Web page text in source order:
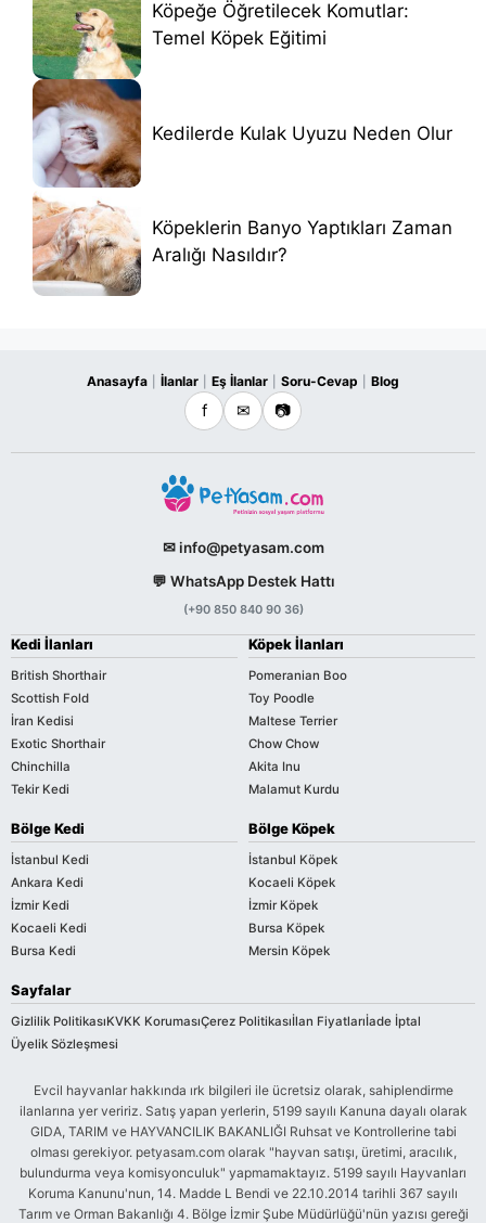
Köpeğe Öğretilecek Komutlar:
Temel Köpek Eğitimi
Kedilerde Kulak Uyuzu Neden Olur
Köpeklerin Banyo Yaptıkları Zaman
Aralığı Nasıldır?
Anasayfa İlanlar Eş İlanlar Soru-Cevap Blog
f ✉ 📷
✉ info@petyasam.com
💬 WhatsApp Destek Hattı
(+90 850 840 90 36)
Kedi İlanları
British Shorthair
Scottish Fold
İran Kedisi
Exotic Shorthair
Chinchilla
Tekir Kedi
Köpek İlanları
Pomeranian Boo
Toy Poodle
Maltese Terrier
Chow Chow
Akita Inu
Malamut Kurdu
Bölge Kedi
İstanbul Kedi
Ankara Kedi
İzmir Kedi
Kocaeli Kedi
Bursa Kedi
Bölge Köpek
İstanbul Köpek
Kocaeli Köpek
İzmir Köpek
Bursa Köpek
Mersin Köpek
Sayfalar
Gizlilik PolitikasıKVKK KorumasıÇerez Politikasıİlan Fiyatlarıİade İptal
Üyelik Sözleşmesi
Evcil hayvanlar hakkında ırk bilgileri ile ücretsiz olarak, sahiplendirme
ilanlarına yer veririz. Satış yapan yerlerin, 5199 sayılı Kanuna dayalı olarak
GIDA, TARIM ve HAYVANCILIK BAKANLIĞI Ruhsat ve Kontrollerine tabi
olması gerekiyor. petyasam.com olarak "hayvan satışı, üretimi, aracılık,
bulundurma veya komisyonculuk" yapmamaktayız. 5199 sayılı Hayvanları
Koruma Kanunu'nun, 14. Madde L Bendi ve 22.10.2014 tarihli 367 sayılı
Tarım ve Orman Bakanlığı 4. Bölge İzmir Şube Müdürlüğü'nün yazısı gereği